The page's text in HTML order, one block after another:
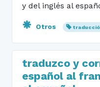
y del inglés al
Otros
traduzco y
español al